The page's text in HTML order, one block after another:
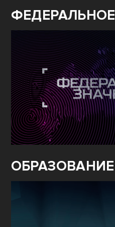
ФЕДЕРАЛЬНОЕ
ОБРАЗОВАНИЕ